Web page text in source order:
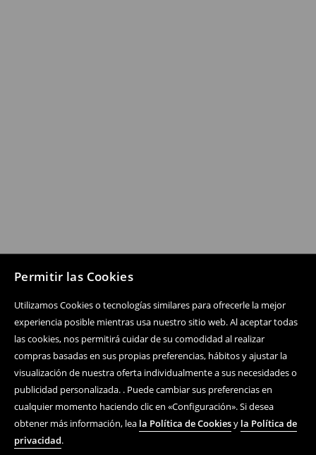
Permitir las Cookies
Utilizamos Cookies o tecnologías similares para ofrecerle la mejor
experiencia posible mientras usa nuestro sitio web. Al aceptar todas
las cookies, nos permitirá cuidar de su comodidad al realizar
compras basadas en sus propias preferencias, hábitos y ajustar la
visualización de nuestra oferta individualmente a sus necesidades o
publicidad personalizada. . Puede cambiar sus preferencias en
cualquier momento haciendo clic en «Configuración». Si desea
obtener más información, lea la Política de Cookiesy la Política de
privacidad.